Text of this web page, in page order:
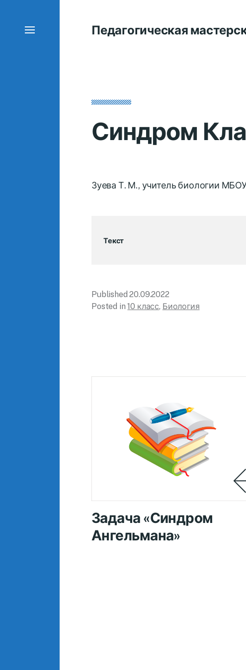
Педагогическая
Синдром
Зуева Т. М., учитель биологии
Текст
Published20.09.2022
Posted in10 класс, Биология
Задача «Синдром
Ангельмана»